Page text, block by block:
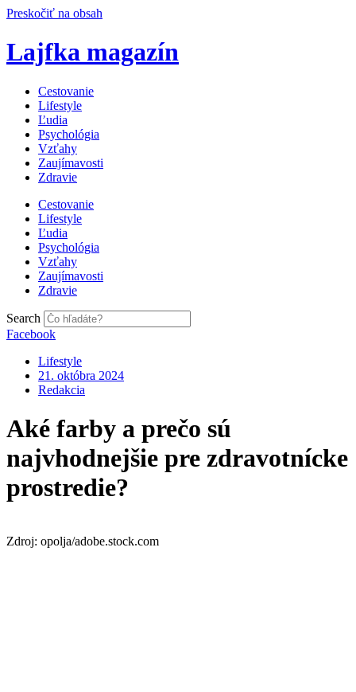
Preskočiť na obsah
Lajfka magazín
Cestovanie
Lifestyle
Ľudia
Psychológia
Vzťahy
Zaujímavosti
Zdravie
Cestovanie
Lifestyle
Ľudia
Psychológia
Vzťahy
Zaujímavosti
Zdravie
Search
Facebook
Lifestyle
21. októbra 2024
Redakcia
Aké farby a prečo sú
najvhodnejšie pre zdravotnícke
prostredie?
Zdroj: opolja/adobe.stock.com